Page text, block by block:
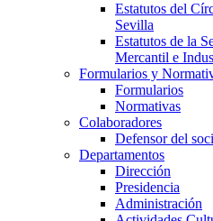
Estatutos del
Sevilla
Estatutos de la
Mercantil e
Formularios y
Formularios
Normativas
Colaboradores
Defensor del
Departamentos
Dirección
Presidencia
Administración